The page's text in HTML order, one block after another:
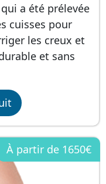
a été prélevée
cuisses pour
les creux et
et sans
À partir de 1650€